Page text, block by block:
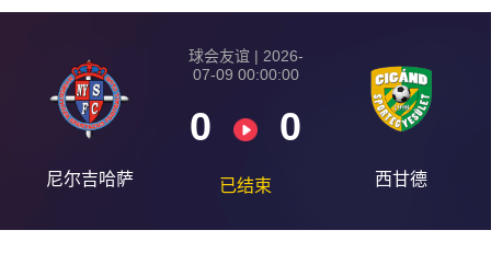
尼尔吉哈萨
球会友谊 | 2026-
07-09 00:00:00
0 0
已结束 西甘德